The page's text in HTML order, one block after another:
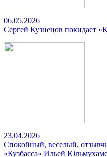
06.05.2026
Сергей Кузнецов покидает
23.04.2026
Спокойный, веселый,
«Кузбасса» Ильей